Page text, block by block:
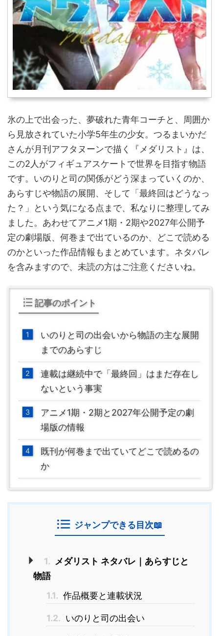
氷の上で出会った、夢破れた青年コーチと、周囲か
ら見放されていた小学5年生の少女。つるまいかだ
さんが月刊アフタヌーンで描く『メダリスト』は、
この2人がフィギュアスケートで世界を目指す物語
です。いのりと司の関係がどう深まっていくのか、
あらすじや物語の展開、そして「最終回はどうなっ
た？」という気になる点まで、私なりに整理してみ
ました。あわせてアニメ1期・2期や2027年公開予
定の劇場版、何巻まで出ているのか、どこで読める
のかといった作品情報もまとめています。ネタバレ
を含みますので、未読の方はご注意くださいね。
記事のポイント
いのりと司の出会いから物語の主な展開
までのあらすじ
連載は継続中で「最終回」はまだ存在し
ないという事実
アニメ1期・2期と2027年公開予定の劇
場版の情報
既刊が何巻まで出ていてどこで読めるの
か
ジャンプできる目次📖
1. メダリスト ネタバレ｜あらすじと
物語
1.1. 作品概要と連載状況
1.2. いのりと司の出会い